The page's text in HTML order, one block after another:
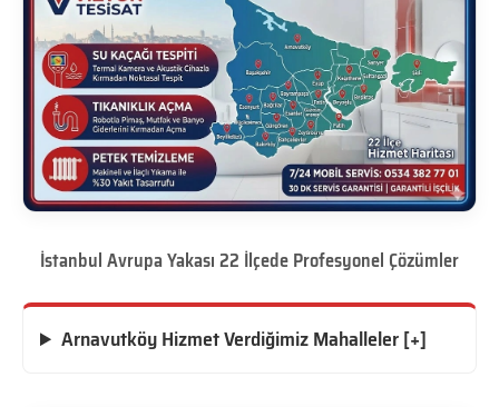
İstanbul Avrupa Yakası 22 İlçede Profesyonel Çözümler
Arnavutköy Hizmet Verdiğimiz Mahalleler [+]